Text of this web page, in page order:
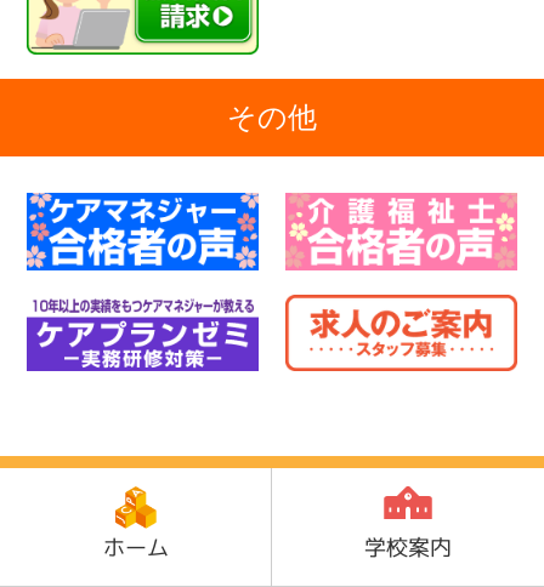
その他
ホーム 学校案内